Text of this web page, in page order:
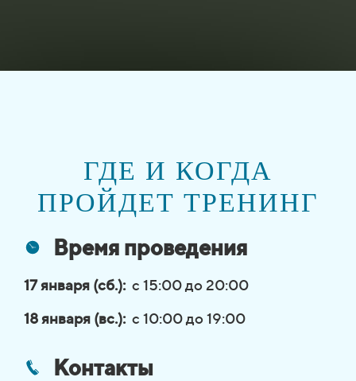
ГДЕ И КОГДА
ПРОЙДЕТ ТРЕНИНГ
Время проведения
17 января (сб.): с 15:00 до 20:00
18 января (вс.):с 10:00 до 19:00
Контакты